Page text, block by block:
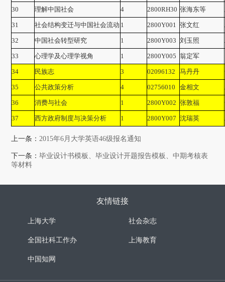
30 理解中国社会 4 2800RH30 张海东等
31 社会结构变迁与中国社会流动 1 2800Y001 张文红
32 中国社会转型研究 1 2800Y003 刘玉照
33 心理学及心理学视角 1 2800Y005 翁定军
34 民族志 3 02096132 马丹丹
35 公共政策分析 4 02756010 金相文
36 消费与社会 1 2800Y002 张敦福
37 西方政府制度与决策分析 1 2800Y007 沈瑞英
上一条：2015年6月大学英语46级报名通知
下一条：毕业设计书模板、毕业设计开题报告模板、中期考核表
等材料
友情链接
上海大学 社会杂志
全国社科工作办 上海教育
中国知网